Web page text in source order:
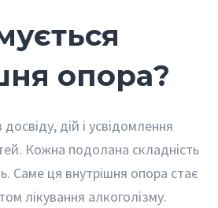
опора?
дій і усвідомлення
Кожна подолана складність
Саме ця внутрішня опора стає
лікування алкоголізму.